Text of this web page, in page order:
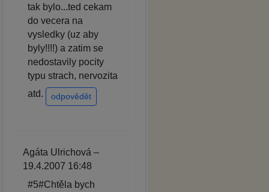
tak bylo...ted cekam
do vecera na
vysledky (uz aby
byly!!!!) a zatim se
nedostavily pocity
typu strach, nervozita
atd.
odpovědět
Agáta Ulrichová –
19.4.2007 16:48
#5#Chtěla bych